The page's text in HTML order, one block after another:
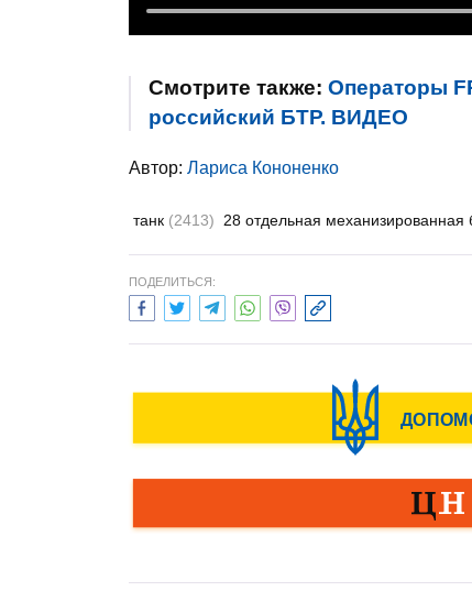
Смотрите также: Операторы
российский БТР. ВИДЕО
Автор: Лариса Кононенко
танк (2413) 28 отдельная механизированная
ПОДЕЛИТЬСЯ: